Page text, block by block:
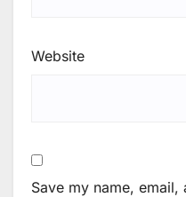
Website
Save my name,